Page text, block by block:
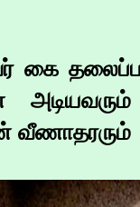
தலைப்பட்ட
வீணாதரரும்